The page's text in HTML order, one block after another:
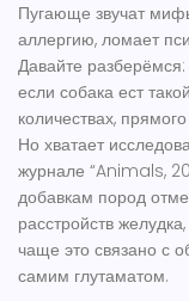
Пугающе звучат
аллергию, ломает
Давайте разберёмся:
если собака ест
количествах,
Но хватает
журнале “Animals,
добавкам пород
расстройств
чаще это связано с
самим глутаматом.